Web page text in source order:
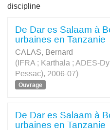
discipline
De Dar es Salaam à
urbaines en Tanzanie
CALAS, Bernard
(IFRA ; Karthala ; ADES-
Pessac), 2006-07)
Ouvrage
De Dar es Salaam à
urbaines en Tanzanie